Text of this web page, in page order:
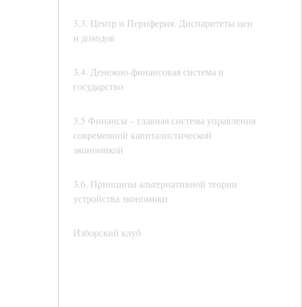
3.3. Центр и Периферия. Диспаритеты цен
и доходов
3.4. Денежно-финансовая система и
государство
3.5 Финансы – главная система управления
современной капиталистической
экономикой
3.6. Принципы альтернативной теории
устройства экономики
Изборский клуб